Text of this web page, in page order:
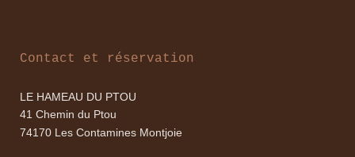
Contact et réservation
LE HAMEAU DU PTOU
41 Chemin du Ptou
74170 Les Contamines Montjoie